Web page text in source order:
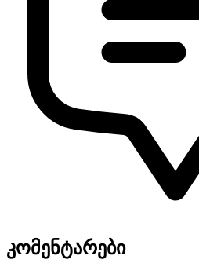
კომენტარები